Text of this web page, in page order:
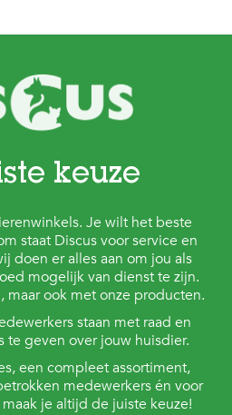
keuze
Je wilt het beste
staat Discus voor service en
doen er alles aan om jou als
mogelijk van dienst te zijn.
maar ook met onze producten.
staan met raad en
te geven over jouw huisdier.
een compleet assortiment,
medewerkers én voor
je altijd de juiste keuze!